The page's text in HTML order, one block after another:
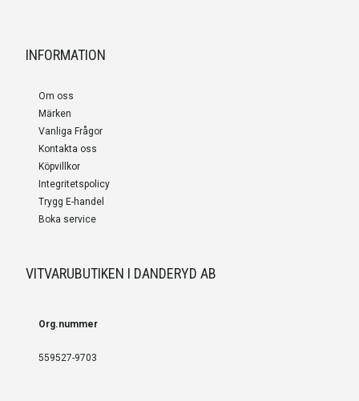
INFORMATION
Om oss
Märken
Vanliga Frågor
Kontakta oss
Köpvillkor
Integritetspolicy
Trygg E-handel
Boka service
VITVARUBUTIKEN I DANDERYD AB
Org.nummer
559527-9703